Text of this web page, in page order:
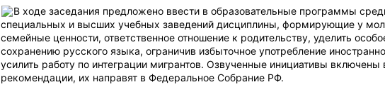
В ходе заседания предложено ввести в образовательные программы
специальных и высших учебных заведений дисциплины, формирующие у
семейные ценности, ответственное отношение к родительству, уделить
сохранению русского языка, ограничив избыточное употребление
усилить работу по интеграции мигрантов. Озвученные инициативы включены
рекомендации, их направят в Федеральное Собрание РФ.